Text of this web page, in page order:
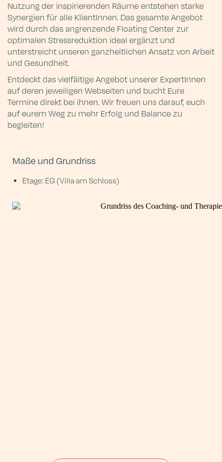
Nutzung der inspirierenden Räume entstehen starke
Synergien für alle KlientInnen. Das gesamte Angebot
wird durch das angrenzende Floating Center zur
optimalen Stressreduktion ideal ergänzt und
unterstreicht unseren ganzheitlichen Ansatz von Arbeit
und Gesundheit.
Entdeckt das vielfältige Angebot unserer ExpertInnen
auf deren jeweiligen Webseiten und bucht Eure
Termine direkt bei ihnen. Wir freuen uns darauf, euch
auf eurem Weg zu mehr Erfolg und Balance zu
begleiten!
Maße und Grundriss
Etage: EG (Villa am Schloss)